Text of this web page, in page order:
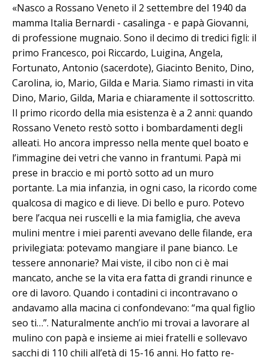
«Nasco a Rossano Veneto il 2 settembre del 1940 da
mamma Italia Bernardi - casalinga - e papà Giovanni,
di professione mugnaio. Sono il decimo di tredici figli: il
primo Francesco, poi Ric­cardo, Luigina, Angela,
Fortunato, An­tonio (sacerdote), Giacinto Benito, Di­no,
Carolina, io, Mario, Gilda e Maria. Siamo rimasti in vita
Dino, Mario, Gilda, Maria e chiaramente il sottoscritto.
Il primo ricordo della mia esistenza è a 2 anni: quando
Rossano Veneto restò sotto i bombardamenti de­gli
alleati. Ho ancora impresso nella mente quel boato e
l’immagine dei ve­tri che vanno in frantumi. Papà mi
prese in braccio e mi portò sotto ad un muro
portante. La mia infanzia, in ogni caso, la ricordo come
qualcosa di magico e di lieve. Di bello e puro. Potevo
be­re l’acqua nei ruscelli e la mia famiglia, che aveva
mulini mentre i miei pa­renti avevano delle filande, era
privilegiata: potevamo mangiare il pane bianco. Le
tessere annonarie? Mai viste, il cibo non ci è mai
mancato, anche se la vita era fatta di grandi rinunce e
ore di lavoro. Quando i contadini ci incontravano o
andavamo alla macina ci con­fondevano: “ma qual figlio
seo ti…”. Naturalmente anch’io mi trovai a lavorare al
mulino con papà e insieme ai miei fratelli e sollevavo
sacchi di 110 chili all’età di 15-16 anni. Ho fatto re­